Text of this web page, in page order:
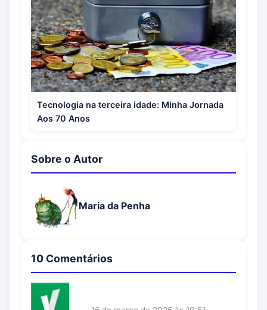
Tecnologia na terceira idade: Minha Jornada
Aos 70 Anos
Sobre o Autor
Maria da Penha
10 Comentários